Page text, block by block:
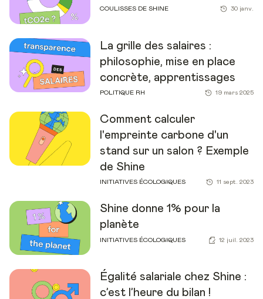
COULISSES DE SHINE 30 janv.
La grille des salaires :
philosophie, mise en place
concrète, apprentissages
POLITIQUE RH 19 mars 2025
Comment calculer
l'empreinte carbone d'un
stand sur un salon ? Exemple
de Shine
INITIATIVES ÉCOLOGIQUES 11 sept. 2023
Shine donne 1% pour la
planète
INITIATIVES ÉCOLOGIQUES 12 juil. 2023
Égalité salariale chez Shine :
c’est l’heure du bilan !